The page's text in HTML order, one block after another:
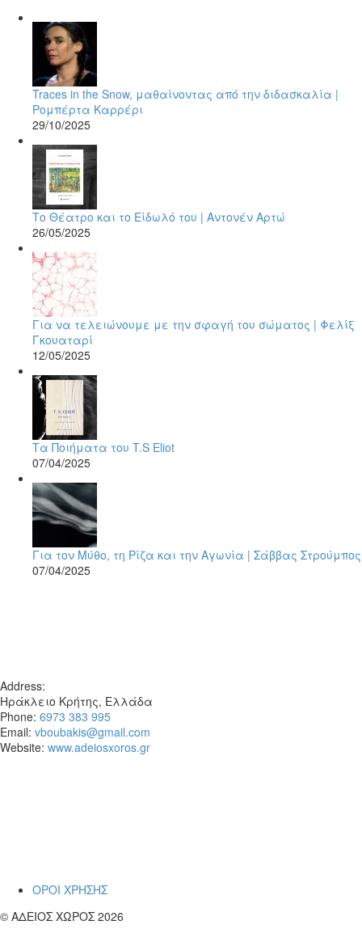
Traces in the Snow, μαθαίνοντας από την διδασκαλία |
Ρομπέρτα Καρρέρι
29/10/2025
Το Θέατρο και το Είδωλό του | Αντονέν Αρτώ
26/05/2025
Για να τελειώνουμε με την σφαγή του σώματος | Φελίξ
Γκουαταρί
12/05/2025
Τα Ποιήματα του T.S Eliot
07/04/2025
Για τον Μύθο, τη Ρίζα και την Αγωνία | Σάββας Στρούμπος
07/04/2025
Address:
Ηράκλειο Κρήτης, Ελλάδα
Phone: 6973 383 995
Email: vboubakis@gmail.com
Website: www.adeiosxoros.gr
ΟΡΟΙ ΧΡΗΣΗΣ
© ΑΔΕΙΟΣ ΧΩΡΟΣ 2026